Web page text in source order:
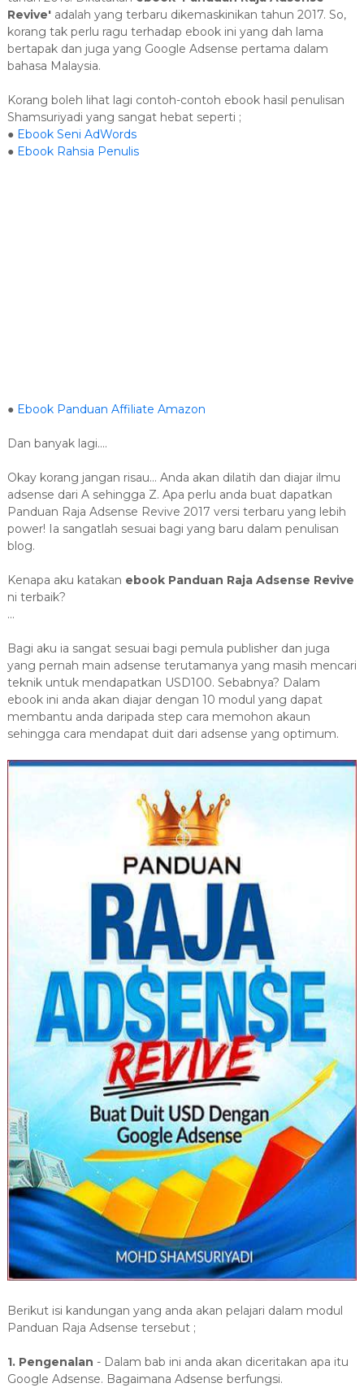
Revive' adalah yang terbaru dikemaskinikan tahun 2017. So,
korang tak perlu ragu terhadap ebook ini yang dah lama
bertapak dan juga yang Google Adsense pertama dalam
bahasa Malaysia.
Korang boleh lihat lagi contoh-contoh ebook hasil penulisan
Shamsuriyadi yang sangat hebat seperti ;
● Ebook Seni AdWords
● Ebook Rahsia Penulis
● Ebook Panduan Affiliate Amazon
Dan banyak lagi....
Okay korang jangan risau... Anda akan dilatih dan diajar ilmu
adsense dari A sehingga Z. Apa perlu anda buat dapatkan
Panduan Raja Adsense Revive 2017 versi terbaru yang lebih
power! Ia sangatlah sesuai bagi yang baru dalam penulisan
blog.
Kenapa aku katakan ebook Panduan Raja Adsense Revive
ni terbaik?
...
Bagi aku ia sangat sesuai bagi pemula publisher dan juga
yang pernah main adsense terutamanya yang masih mencari
teknik untuk mendapatkan USD100. Sebabnya? Dalam
ebook ini anda akan diajar dengan 10 modul yang dapat
membantu anda daripada step cara memohon akaun
sehingga cara mendapat duit dari adsense yang optimum.
Berikut isi kandungan yang anda akan pelajari dalam modul
Panduan Raja Adsense tersebut ;
1. Pengenalan - Dalam bab ini anda akan diceritakan apa itu
Google Adsense. Bagaimana Adsense berfungsi.